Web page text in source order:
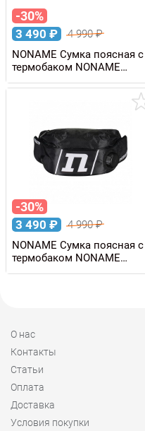
-30%
3 490 ₽ 4 990₽
NONAME Сумка поясная с
термобаком NONAME
THERMO BELT 1 л
-30%
3 490 ₽ 4 990₽
NONAME Сумка поясная с
термобаком NONAME
THERMO BELT 1 л
О нас
Контакты
Статьи
Оплата
Доставка
Условия покупки